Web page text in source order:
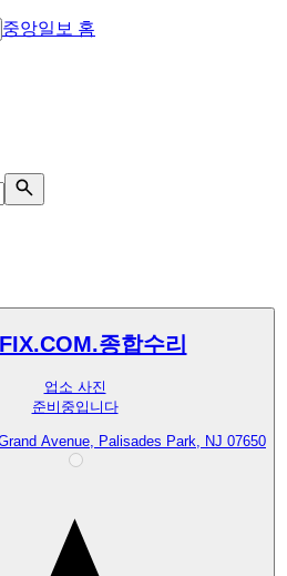
중앙일보 홈
종합수리
업소 사진
준비중입니다
Avenue, Palisades Park, NJ 07650